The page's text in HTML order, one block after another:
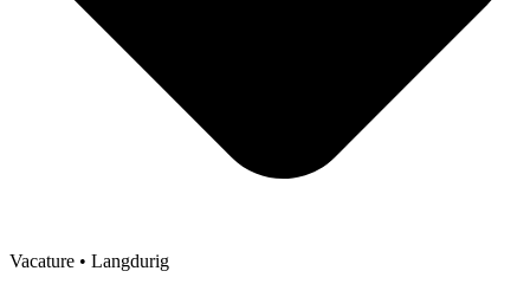
Vacature • Langdurig